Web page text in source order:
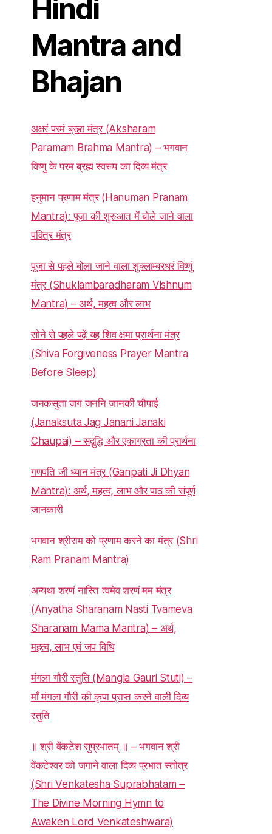
Hindi
Mantra and
Bhajan
अक्षरं परमं ब्रह्म मंत्र (Aksharam
Paramam Brahma Mantra) – भगवान
विष्णु के परम ब्रह्म स्वरूप का दिव्य मंत्र
हनुमान प्रणाम मंत्र (Hanuman Pranam
Mantra): पूजा की शुरुआत में बोले जाने वाला
पवित्र मंत्र
पूजा से पहले बोला जाने वाला शुक्लाम्बरधरं विष्णुं
मंत्र (Shuklambaradharam Vishnum
Mantra) – अर्थ, महत्व और लाभ
सोने से पहले पढ़ें यह शिव क्षमा प्रार्थना मंत्र
(Shiva Forgiveness Prayer Mantra
Before Sleep)
जनकसुता जग जननि जानकी चौपाई
(Janaksuta Jag Janani Janaki
Chaupai) – सद्बुद्धि और एकाग्रता की प्रार्थना
गणपति जी ध्यान मंत्र (Ganpati Ji Dhyan
Mantra): अर्थ, महत्व, लाभ और पाठ की संपूर्ण
जानकारी
भगवान श्रीराम को प्रणाम करने का मंत्र (Shri
Ram Pranam Mantra)
अन्यथा शरणं नास्ति त्वमेव शरणं मम मंत्र
(Anyatha Sharanam Nasti Tvameva
Sharanam Mama Mantra) – अर्थ,
महत्व, लाभ एवं जप विधि
मंगला गौरी स्तुति (Mangla Gauri Stuti) –
माँ मंगला गौरी की कृपा प्राप्त करने वाली दिव्य
स्तुति
॥ श्री वेंकटेश सुप्रभातम् ॥ – भगवान श्री
वेंकटेश्वर को जगाने वाला दिव्य प्रभात स्तोत्र
(Shri Venkatesha Suprabhatam –
The Divine Morning Hymn to
Awaken Lord Venkateshwara)